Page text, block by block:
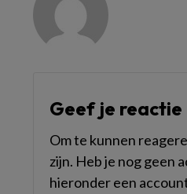
Geef je reactie
Om te kunnen
zijn. Heb je nog geen
hieronder een